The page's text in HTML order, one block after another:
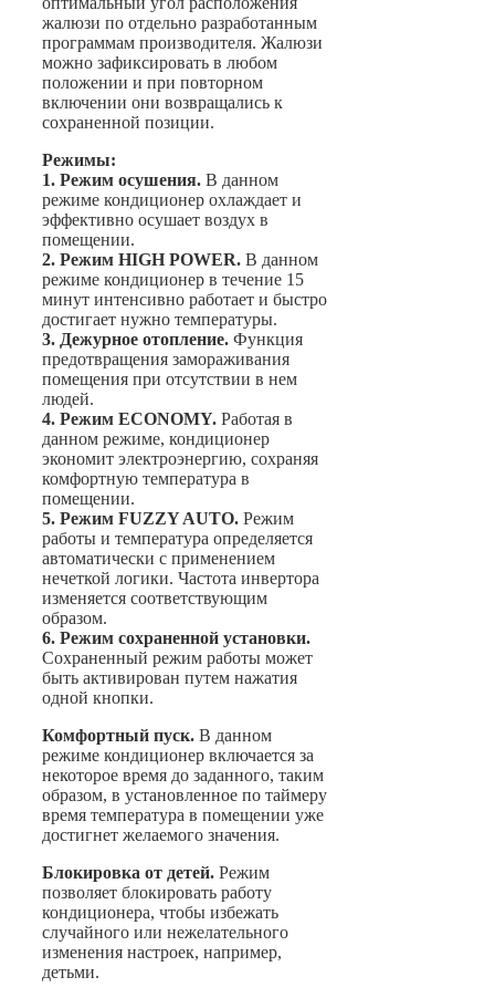
жалюзи по отдельно разработанным
программам производителя. Жалюзи
можно зафиксировать в любом
положении и при повторном
включении они возвращались к
сохраненной позиции.
Режимы:
1. Режим осушения. В данном
режиме кондиционер охлаждает и
эффективно осушает воздух в
помещении.
2. Режим HIGH POWER. В данном
режиме кондиционер в течение 15
минут интенсивно работает и быстро
достигает нужно температуры.
3. Дежурное отопление. Функция
предотвращения замораживания
помещения при отсутствии в нем
людей.
4. Режим ECONOMY. Работая в
данном режиме, кондиционер
экономит электроэнергию, сохраняя
комфортную температура в
помещении.
5. Режим FUZZY AUTO. Режим
работы и температура определяется
автоматически с применением
нечеткой логики. Частота инвертора
изменяется соответствующим
образом.
6. Режим сохраненной установки.
Сохраненный режим работы может
быть активирован путем нажатия
одной кнопки.
Комфортный пуск. В данном
режиме кондиционер включается за
некоторое время до заданного, таким
образом, в установленное по таймеру
время температура в помещении уже
достигнет желаемого значения.
Блокировка от детей. Режим
позволяет блокировать работу
кондиционера, чтобы избежать
случайного или нежелательного
изменения настроек, например,
детьми.